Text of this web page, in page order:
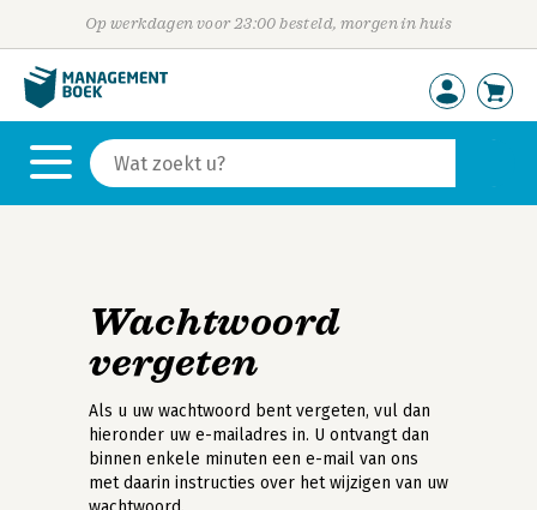
Op werkdagen voor 23:00 besteld, morgen in huis
Wachtwoord
vergeten
Als u uw wachtwoord bent vergeten, vul dan
hieronder uw e-mailadres in. U ontvangt dan
binnen enkele minuten een e-mail van ons
met daarin instructies over het wijzigen van uw